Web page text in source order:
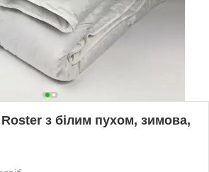
з білим пухом, зимова,